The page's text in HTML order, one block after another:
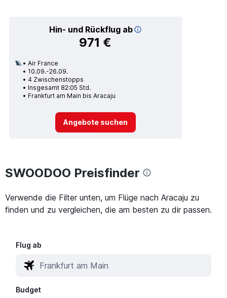
Hin- und Rückflug ab
971 €
Air France
10.09.-26.09.
4 Zwischenstopps
Insgesamt 82:05 Std.
Frankfurt am Main bis Aracaju
Angebote suchen
SWOODOO Preisfinder
Verwende die Filter unten, um Flüge nach Aracaju zu
finden und zu vergleichen, die am besten zu dir passen.
Flug ab
Budget